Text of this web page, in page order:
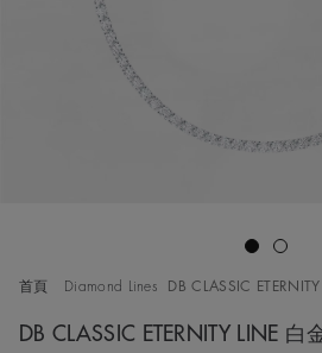
首頁 Diamond Lines DB CLASSIC
DB CLASSIC ETERNITY LINE